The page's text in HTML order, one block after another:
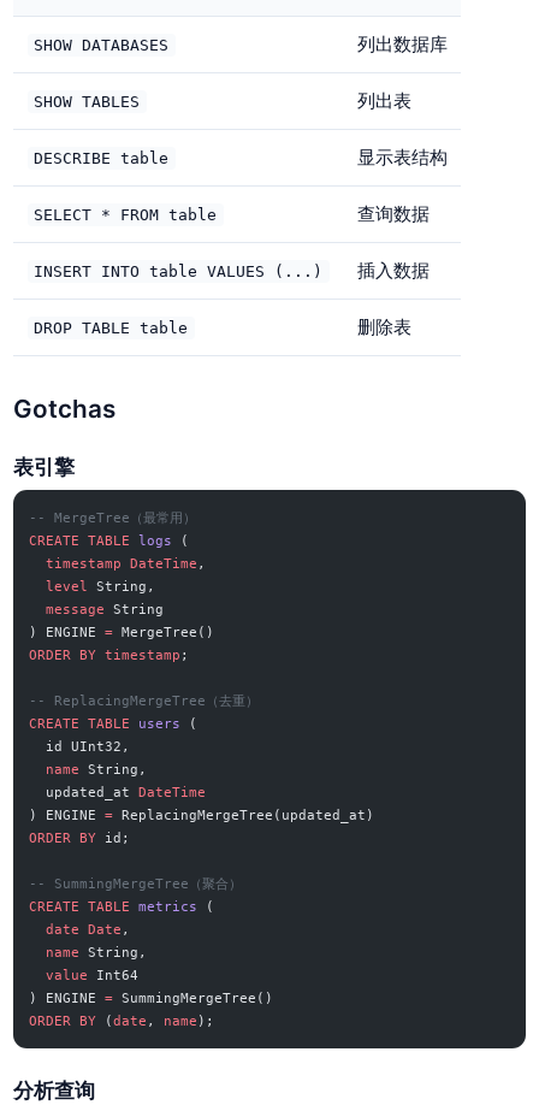
SHOW DATABASES 列出数据库
SHOW TABLES 列出表
DESCRIBE table 显示表结构
SELECT * FROM table 查询数据
INSERT INTO table VALUES (...) 插入数据
DROP TABLE table 删除表
Gotchas
表引擎
-- MergeTree（最常用）
CREATE
TABLE logs
(
  timestamp
DateTime ,
  level
String,
  message
String
) ENGINE = MergeTree()
ORDER BY timestamp ;
-- ReplacingMergeTree（去重）
CREATE
TABLE users
(
  id UInt32,
  name
String,
  updated_at
DateTime
) ENGINE = ReplacingMergeTree(updated_at)
ORDER BY id;
-- SummingMergeTree（聚合）
CREATE
TABLE metrics
(
  date
Date ,
  name
String,
  value
Int64
) ENGINE = SummingMergeTree()
ORDER BY (date , name );
分析查询